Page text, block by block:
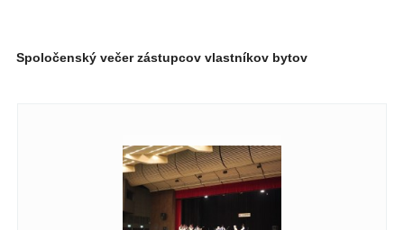
Spoločenský večer zástupcov vlastníkov bytov